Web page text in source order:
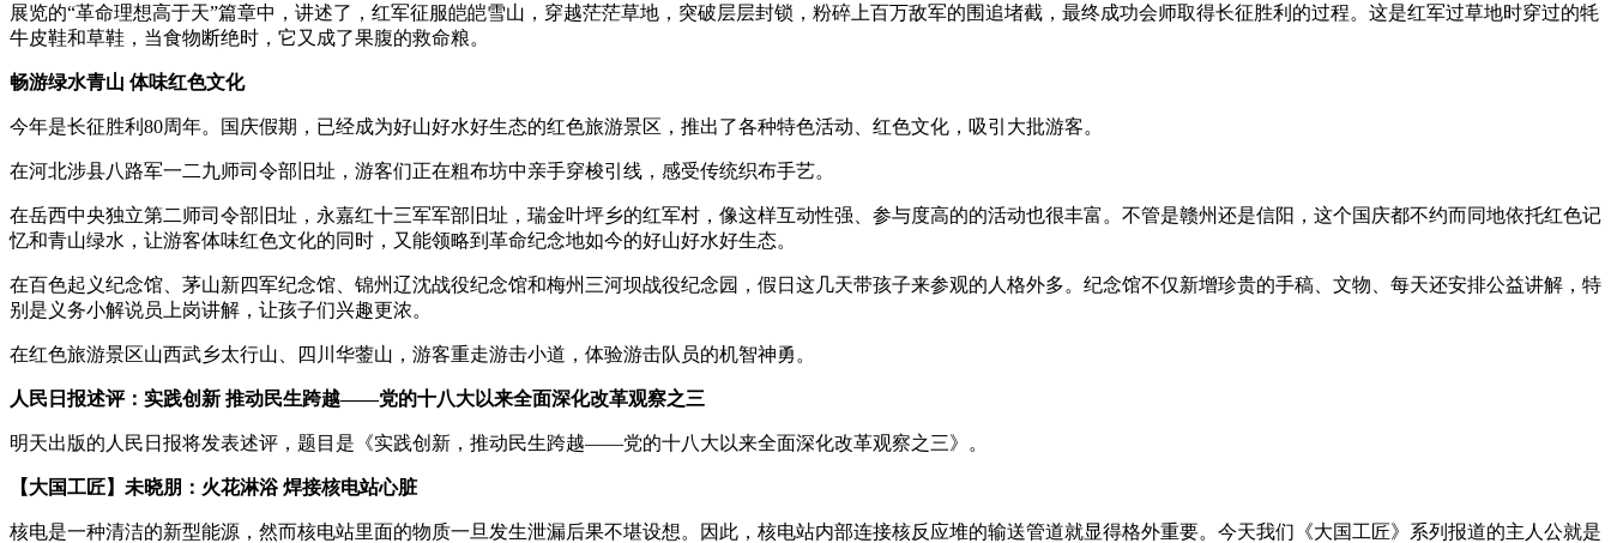
展览的“革命理想高于天”篇章中，讲述了，红军征服皑皑雪山，穿越茫茫草地，突破层层封锁，粉碎上百万敌军的围追堵截，最终成功会师取得长征胜利的过程。这是红军过草地时穿过的牦
牛皮鞋和草鞋，当食物断绝时，它又成了果腹的救命粮。
畅游绿水青山 体味红色文化
今年是长征胜利80周年。国庆假期，已经成为好山好水好生态的红色旅游景区，推出了各种特色活动、红色文化，吸引大批游客。
在河北涉县八路军一二九师司令部旧址，游客们正在粗布坊中亲手穿梭引线，感受传统织布手艺。
在岳西中央独立第二师司令部旧址，永嘉红十三军军部旧址，瑞金叶坪乡的红军村，像这样互动性强、参与度高的的活动也很丰富。不管是赣州还是信阳，这个国庆都不约而同地依托红色记
忆和青山绿水，让游客体味红色文化的同时，又能领略到革命纪念地如今的好山好水好生态。
在百色起义纪念馆、茅山新四军纪念馆、锦州辽沈战役纪念馆和梅州三河坝战役纪念园，假日这几天带孩子来参观的人格外多。纪念馆不仅新增珍贵的手稿、文物、每天还安排公益讲解，特
别是义务小解说员上岗讲解，让孩子们兴趣更浓。
在红色旅游景区山西武乡太行山、四川华蓥山，游客重走游击小道，体验游击队员的机智神勇。
人民日报述评：实践创新 推动民生跨越——党的十八大以来全面深化改革观察之三
明天出版的人民日报将发表述评，题目是《实践创新，推动民生跨越——党的十八大以来全面深化改革观察之三》。
【大国工匠】未晓朋：火花淋浴 焊接核电站心脏
核电是一种清洁的新型能源，然而核电站里面的物质一旦发生泄漏后果不堪设想。因此，核电站内部连接核反应堆的输送管道就显得格外重要。今天我们《大国工匠》系列报道的主人公就是